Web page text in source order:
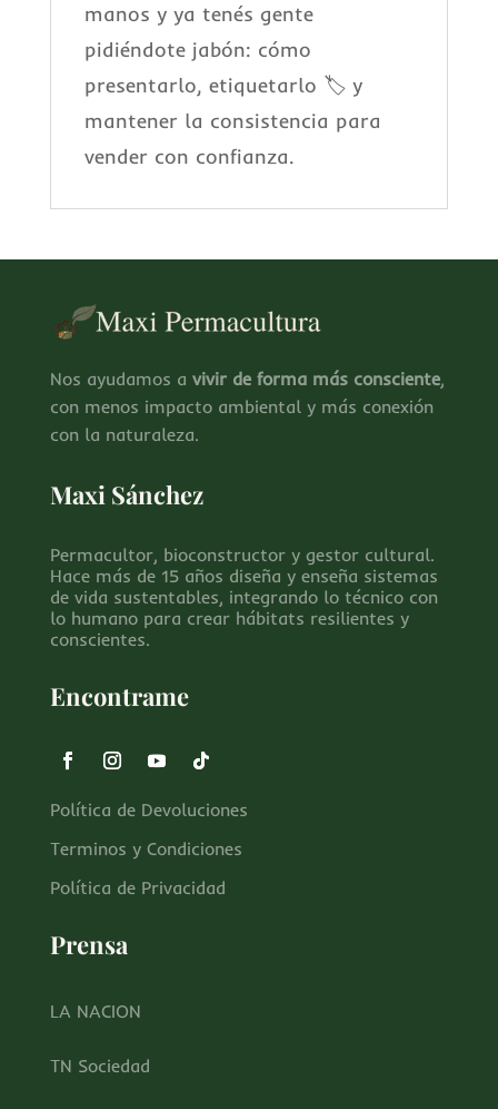
manos y ya tenés gente
pidiéndote jabón: cómo
presentarlo, etiquetarlo 🏷️ y
mantener la consistencia para
vender con confianza.
Nos ayudamos a vivir de forma más consciente,
con menos impacto ambiental y más conexión
con la naturaleza.
Maxi Sánchez
Permacultor, bioconstructor y gestor cultural.
Hace más de 15 años diseña y enseña sistemas
de vida sustentables, integrando lo técnico con
lo humano para crear hábitats resilientes y
conscientes.
Encontrame
Política de Devoluciones
Terminos y Condiciones
Política de Privacidad
Prensa
LA NACION
TN Sociedad